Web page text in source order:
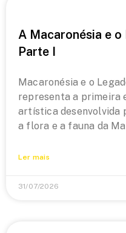
A Macaronésia e
Parte I
Macaronésia e o
representa a primeira
artística desenvolvida
a flora e a fauna da
Ler mais
31/07/2026